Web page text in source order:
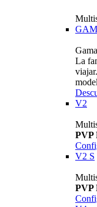
La
V2
PVP
V2 S
PVP